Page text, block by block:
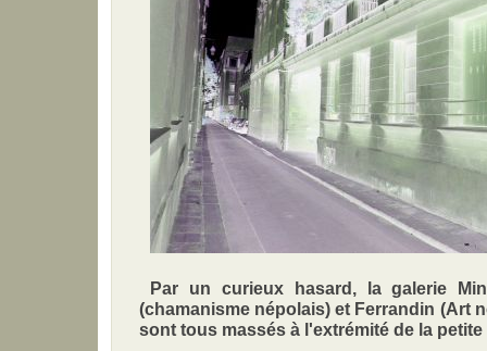
Par un curieux hasard, la galerie
(chamanisme népolais) et Ferrandin (Art
sont tous massés à l'extrémité de la petite